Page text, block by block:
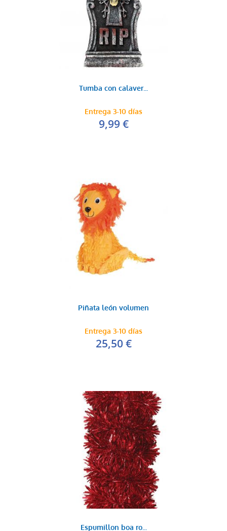
Tumba con calaver...
Entrega 3-10 días
9,99 €
Piñata león volumen
Entrega 3-10 días
25,50 €
Espumillon boa ro...